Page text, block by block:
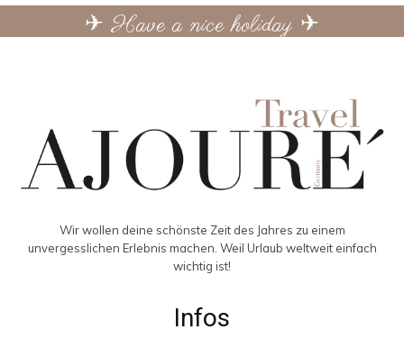
✈ Have a nice holiday ✈
Wir wollen deine schönste Zeit des Jahres zu einem
unvergesslichen Erlebnis machen. Weil Urlaub weltweit einfach
wichtig ist!
Infos